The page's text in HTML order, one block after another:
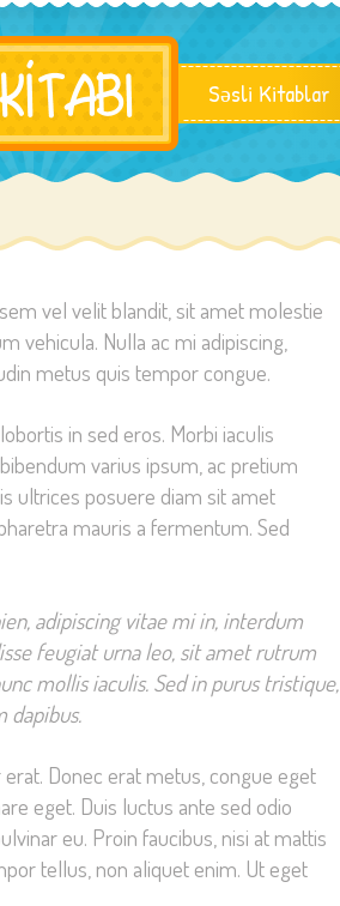
Səsli Kitablar
vel velit blandit, sit amet molestie
vehicula. Nulla ac mi adipiscing,
metus quis tempor congue.
in sed eros. Morbi iaculis
varius ipsum, ac pretium
ultrices posuere diam sit amet
mauris a fermentum. Sed
adipiscing vitae mi in, interdum
feugiat urna leo, sit amet rutrum
mollis iaculis. Sed in purus tristique,
dapibus.
Donec erat metus, congue eget
eget. Duis luctus ante sed odio
eu. Proin faucibus, nisi at mattis
tellus, non aliquet enim. Ut eget